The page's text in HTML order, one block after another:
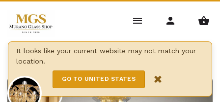
It looks like your current website may not match your
location.
GO TO UNITED STATES ×
Home / Candelabros / Lámparas Modernas /
Araña dolfin